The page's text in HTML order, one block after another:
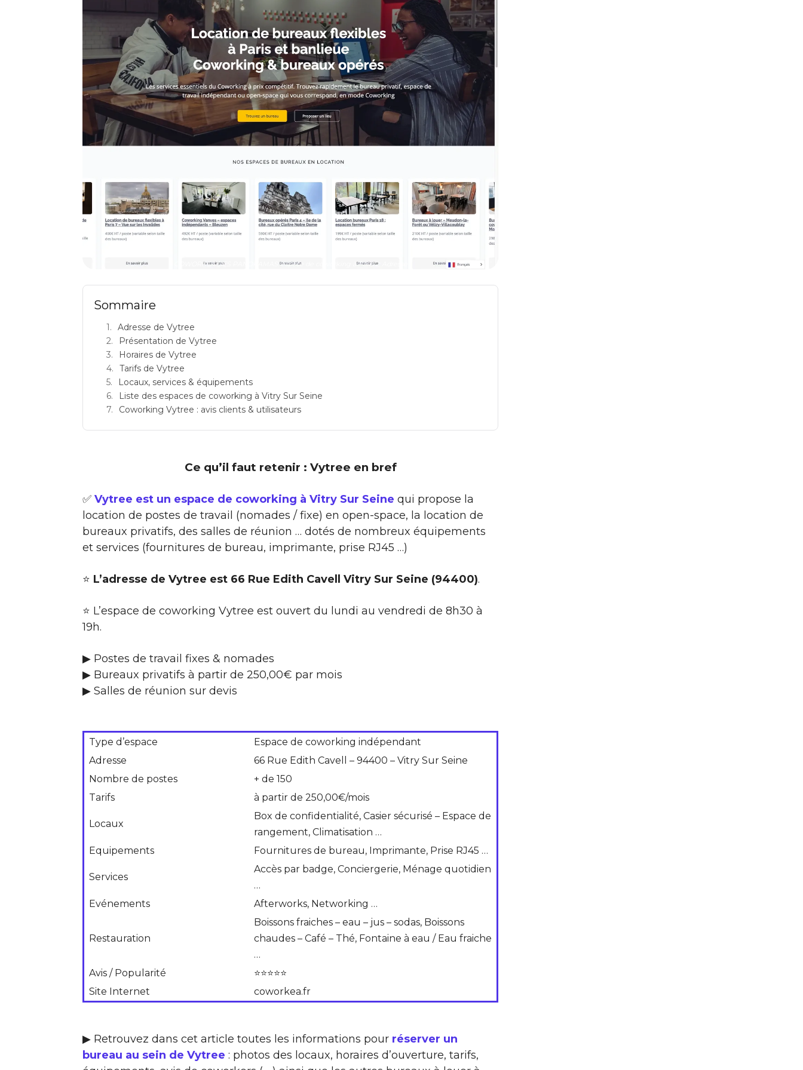
COWORKEA DES PANORAMAS: espace de coworking à Paris 2: Adresse
Sommaire
Adresse de Vytree
Présentation de Vytree
Horaires de Vytree
Tarifs de Vytree
Locaux, services & équipements
Liste des espaces de coworking à Vitry Sur Seine
Coworking Vytree : avis clients & utilisateurs
Ce qu’il faut retenir : Vytree en bref
✅ Vytree est un espace de coworking à Vitry Sur Seine qui propose la
location de postes de travail (nomades / fixe) en open-space, la location de
bureaux privatifs, des salles de réunion … dotés de nombreux équipements
et services (fournitures de bureau, imprimante, prise RJ45 …)
⭐ L’adresse de Vytree est 66 Rue Edith Cavell Vitry Sur Seine (94400).
⭐ L’espace de coworking Vytree est ouvert du lundi au vendredi de 8h30 à
19h.
▶ Postes de travail fixes & nomades
▶ Bureaux privatifs à partir de 250,00€ par mois
▶ Salles de réunion sur devis
Type d’espace
Espace de coworking indépendant
Adresse
66 Rue Edith Cavell – 94400 – Vitry Sur Seine
Nombre de postes
+ de 150
Tarifs
à partir de 250,00€/mois
Locaux
Box de confidentialité, Casier sécurisé – Espace de
rangement, Climatisation …
Equipements
Fournitures de bureau, Imprimante, Prise RJ45 …
Services
Accès par badge, Conciergerie, Ménage quotidien
…
Evénements
Afterworks, Networking …
Restauration
Boissons fraiches – eau – jus – sodas, Boissons
chaudes – Café – Thé, Fontaine à eau / Eau fraiche
…
Avis / Popularité
⭐⭐⭐⭐⭐
Site Internet
coworkea.fr
▶ Retrouvez dans cet article toutes les informations pour réserver un
bureau au sein de Vytree : photos des locaux, horaires d’ouverture, tarifs,